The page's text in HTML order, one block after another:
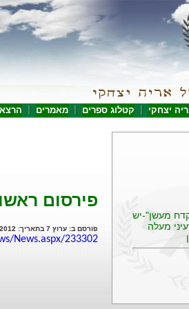
יצחקי קטלוג ספרים מאמרים
מעשן"-יש
מעלה
פירסום
פורסם ב: ערוץ 7 בתאריך: 09/02/2012
News.aspx/233302